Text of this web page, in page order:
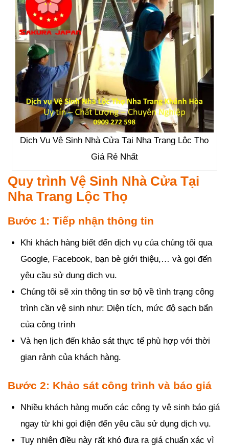
Dịch Vụ Vệ Sinh Nhà Cửa Tại Nha Trang Lộc Thọ
Giá Rẻ Nhất
Quy trình Vệ Sinh Nhà Cửa Tại
Nha Trang Lộc Thọ
Bước 1: Tiếp nhận thông tin
Khi khách hàng biết đến dịch vụ của chúng tôi qua
Google, Facebook, bạn bè giới thiệu,… và gọi đến
yêu cầu sử dụng dịch vụ.
Chúng tôi sẽ xin thông tin sơ bộ về tình trạng công
trình cần vệ sinh như: Diện tích, mức độ sạch bẩn
của công trình
Và hẹn lịch đến khảo sát thực tế phù hợp với thời
gian rảnh của khách hàng.
Bước 2: Khảo sát công trình và báo giá
Nhiều khách hàng muốn các công ty vệ sinh báo giá
ngay từ khi gọi điện đến yêu cầu sử dụng dịch vụ.
Tuy nhiên điều này rất khó đưa ra giá chuẩn xác vì